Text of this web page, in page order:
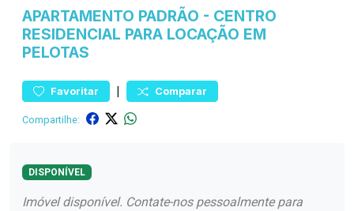
APARTAMENTO PADRÃO - CENTRO
RESIDENCIAL PARA LOCAÇÃO EM
PELOTAS
Favoritar | Comparar
Compartilhe:
DISPONÍVEL
Imóvel disponível. Contate-nos pessoalmente para